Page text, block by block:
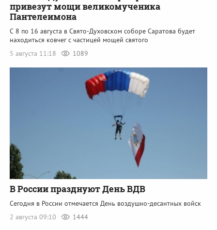
привезут мощи великомученика
Пантелеимона
С 8 по 16 августа в Свято-Духовском соборе Саратова будет
находиться ковчег с частицей мощей святого
5 августа 11:18
1089
В России празднуют День ВДВ
Сегодня в России отмечается День воздушно-десантных войск
2 августа 09:10
1444